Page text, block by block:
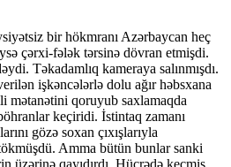
bir hökmranı Azərbaycan heç
çərxi-fələk tərsinə dövran etmişdi.
Təkadamlıq kameraya salınmışdı.
işkəncələrlə dolu ağır həbsxana
mətanətini qoruyub saxlamaqda
keçiridi. İstintaq zamanı
gözə soxan çıxışlarıyla
Amma bütün bunlar sanki